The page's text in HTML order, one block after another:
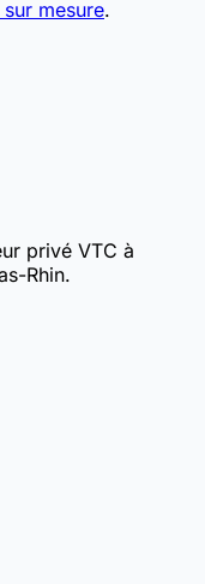
mesure.
privé VTC à
Rhin.